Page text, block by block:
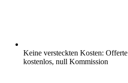
Keine versteckten Kosten:
kostenlos, null Kommission